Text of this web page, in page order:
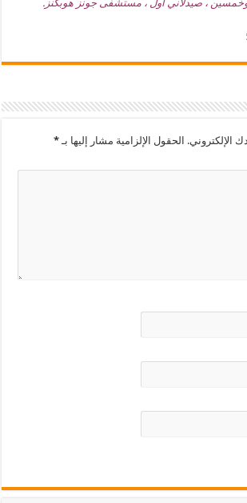
، صيدلاني أول ، مستشفى جونز هوبكنز.
الإلكتروني. الحقول الإلزامية مشار إليها بـ*